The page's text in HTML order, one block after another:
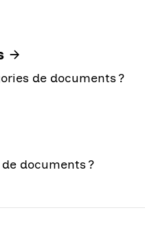
de documents ?
documents ?